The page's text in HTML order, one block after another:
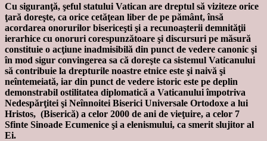
Cu siguranţă, şeful statului Vatican are dreptul să viziteze orice
ţară doreşte, ca orice cetăţean liber de pe pământ, însă
acordarea onorurilor bisericeşti şi a recunoaşterii demnităţii
ierarhice cu onoruri corespunzătoare şi discursuri pe măsură
constituie o acţiune inadmisibilă din punct de vedere canonic şi
în mod sigur convingerea sa că doreşte ca sistemul Vaticanului
să contribuie la drepturile noastre etnice este şi naivă şi
neîntemeiată, iar din punct de vedere istoric este pe deplin
demonstrabil ostilitatea diplomatică a Vaticanului împotriva
Nedespărţitei şi Neînnoitei Biserici Universale Ortodoxe a lui
Hristos, (Biserică) a celor 2000 de ani de vieţuire, a celor 7
Sfinte Sinoade Ecumenice şi a elenismului, ca smerit slujitor al
Ei.